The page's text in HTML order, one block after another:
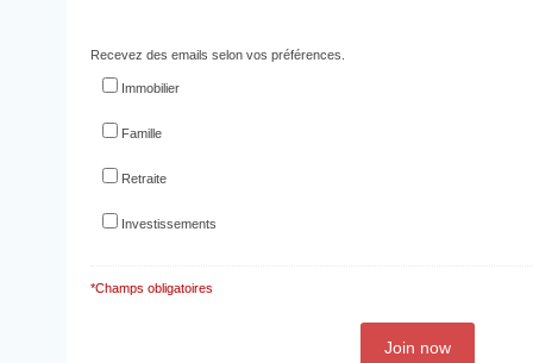
Recevez des emails selon vos préférences.
Immobilier
Famille
Retraite
Investissements
*Champs obligatoires